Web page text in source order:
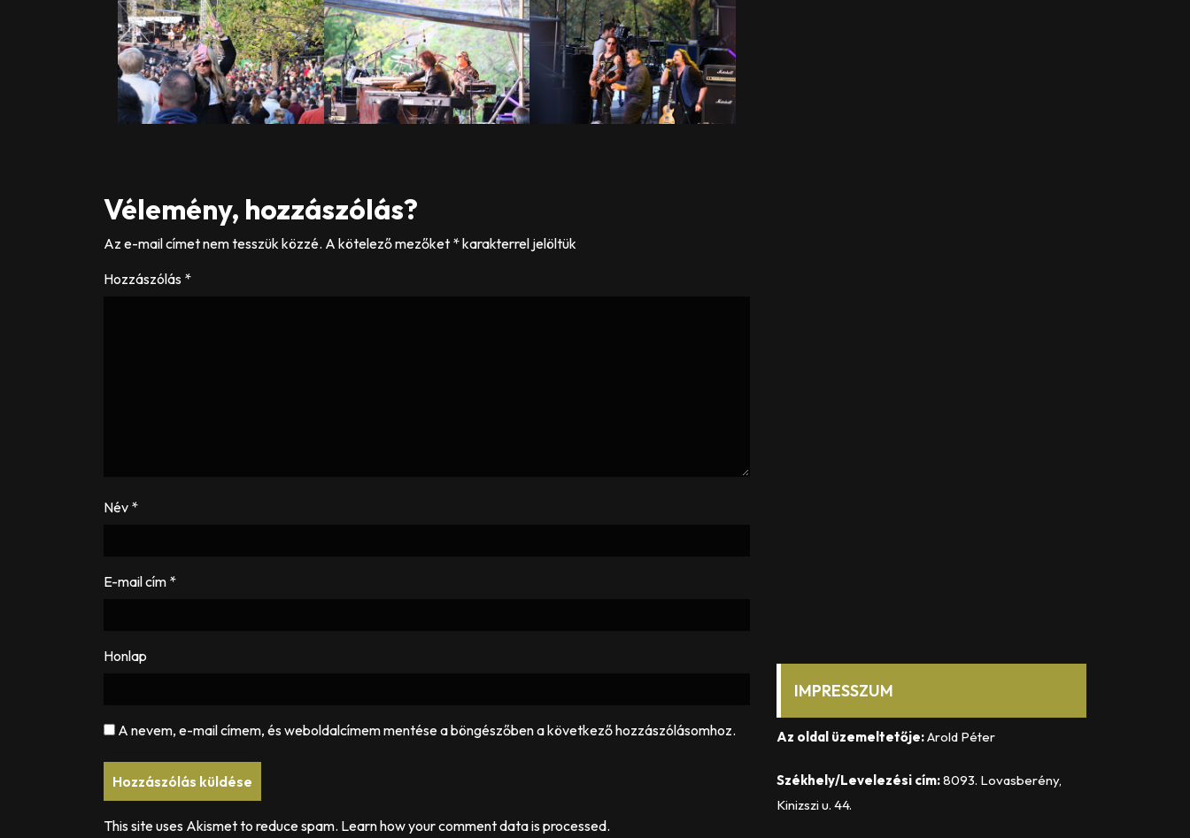
Vélemény, hozzászólás?
Az e-mail címet nem tesszük közzé. A kötelező mezőket *karakterrel jelöltük
Hozzászólás *
Név *
E-mail cím *
Honlap
A nevem, e-mail címem, és weboldalcímem mentése a böngészőben a következő hozzászólásomhoz.
This site uses Akismet to reduce spam. Learn how your comment data is processed.
IMPRESSZUM
Az oldal üzemeltetője:Arold Péter
Székhely/Levelezési cím:8093. Lovasberény,
Kinizszi u. 44.